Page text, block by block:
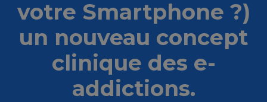
votre Smartphone ?)
un nouveau concept
clinique des e-
addictions.